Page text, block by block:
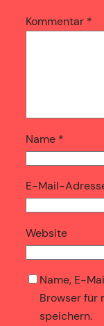
Kommentar *
Name *
E-Mail-
Website
Name, E-
Browser für
speichern.